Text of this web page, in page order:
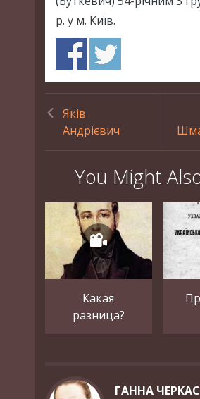
р. у м. Київ.
Яків
Андрієвич
You Might
Какая
разница?
ГАННА